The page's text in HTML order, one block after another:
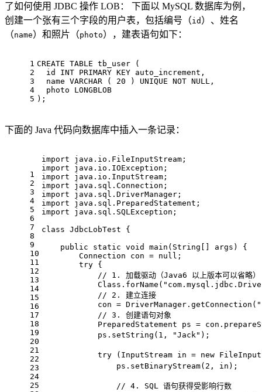
了如何使用 JDBC 操作 LOB： 下面以 MySQL 数据库为例，
创建一个张有三个字段的用户表，包括编号（id ）、姓名
（name）和照片（photo），建表语句如下：
1
2
3
4
5
CREATE TABLE tb_user (
id
INT PRIMARY KEY auto_increment,
name VARCHAR ( 20 ) UNIQUE NOT NULL ,
  photo LONGBLOB
);
下面的 Java 代码向数据库中插入一条记录：
1
2
3
4
5
6
7
8
9
10
11
12
13
14
15
16
17
18
19
20
21
22
23
24
25
import java.io.FileInputStream;
import java.io.IOException;
import java.io.InputStream;
import java.sql.Connection;
import java.sql.DriverManager;
import java.sql.PreparedStatement;
import java.sql.SQLException;
class JdbcLobTest
{
public
static void main (String[] args)
{
        Connection con =
null ;
try {
// 1. 加载驱动（Java6 以上版本可以省略）
            Class.forName(
// 2. 建立连接
            con = DriverManager.getConnection(
// 3. 创建语句对象
PreparedStatement ps =
            ps.setString(
1 , "Jack"
try (InputStream in = new
                ps.setBinaryStream(
2 ,
// 4. SQL 语句获得受影响行数